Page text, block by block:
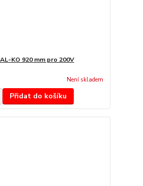
KO 920 mm pro 200V
Není skladem
Přidat do košíku